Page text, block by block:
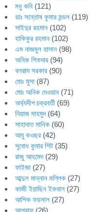
মধু কবি (121)
ডাঃ সন্তোষ কুমার মন্ডল (119)
সাইদুর রহমান (102)
হাকিকুর রহমান (102)
এম নাজমুল হাসান (98)
অনিক শিকদার (94)
বলরাম সরকার (90)
মোঃ মুসা (87)
মোঃ অনিক দেওয়ান (71)
অর্ঘ্যদীপ চক্রবর্তী (69)
নিয়াজ মাহমুদ(64)
সাহাদাত মানিক (60)
আবু কওছর (42)
সুবোধ কুমার শিট (35)
রাজু আহমেদ(29)
ফাইজা (27)
আব্দুল মান্নান মল্লিক (27)
কাজী ইয়াছিন ইকবাল (27)
আশিক ফয়সাল (27)
আশরাফ (26)